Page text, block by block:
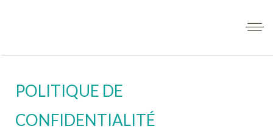
POLITIQUE DE
CONFIDENTIALITÉ